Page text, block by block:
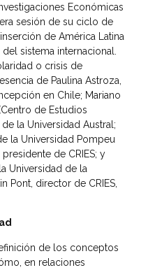
Económicas
sesión de su ciclo de
de América Latina
sistema internacional.
o crisis de
de Paulina Astroza,
en Chile; Mariano
de Estudios
la Universidad Austral;
la Universidad Pompeu
de CRIES; y
Universidad de la
Pont, director de CRIES,
de los conceptos
en relaciones